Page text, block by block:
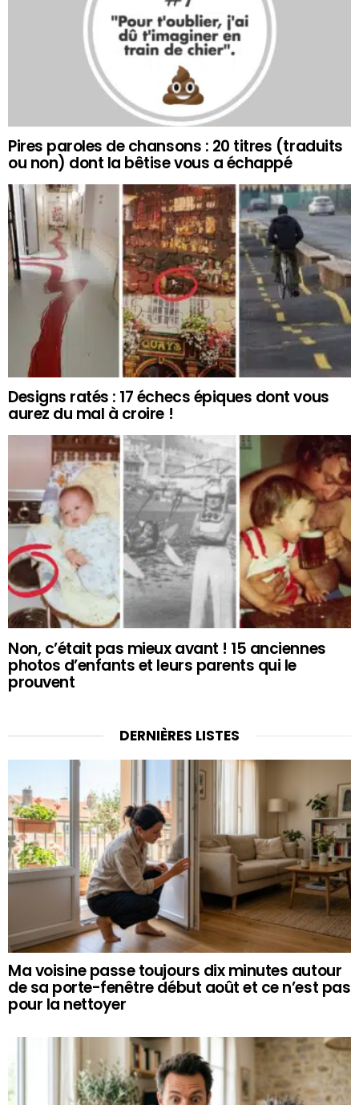
Pires paroles de chansons : 20 titres (traduits
ou non) dont la bêtise vous a échappé
Designs ratés : 17 échecs épiques dont vous
aurez du mal à croire !
Non, c’était pas mieux avant ! 15 anciennes
photos d’enfants et leurs parents qui le
prouvent
DERNIÈRES LISTES
Ma voisine passe toujours dix minutes autour
de sa porte-fenêtre début août et ce n’est pas
pour la nettoyer